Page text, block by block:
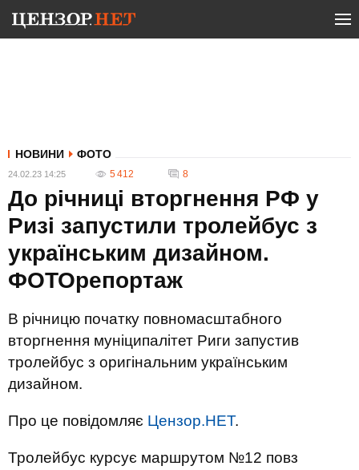
НОВИНИ ФОТО
24.02.23 14:25 5 412 8
До річниці вторгнення РФ у
Ризі запустили тролейбус з
українським дизайном.
ФОТОрепортаж
В річницю початку повномасштабного
вторгнення муніципалітет Риги запустив
тролейбус з оригінальним українським
дизайном.
Про це повідомляє Цензор.НЕТ.
Тролейбус курсує маршрутом №12 повз